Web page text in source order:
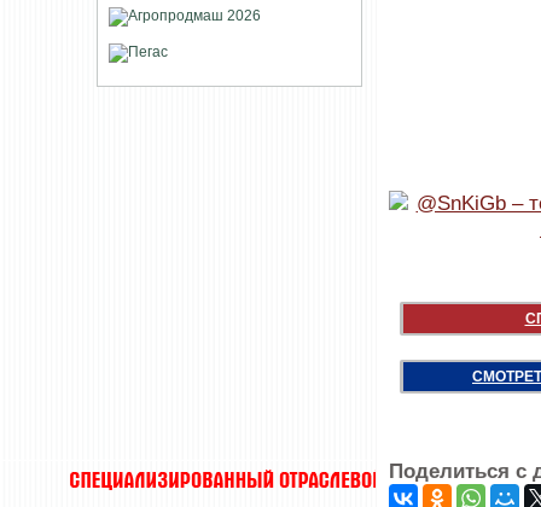
Поделиться с